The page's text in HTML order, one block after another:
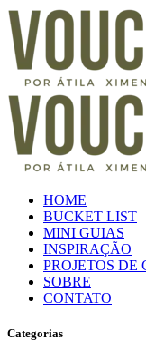
HOME
BUCKET LIST
MINI GUIAS
INSPIRAÇÃO
PROJETOS DE
SOBRE
CONTATO
Categorias